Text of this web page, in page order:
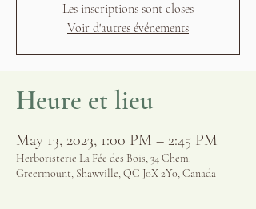
Les inscriptions sont closes
Voir d'autres événements
Heure et lieu
May 13, 2023, 1:00 PM – 2:45 PM
Herboristerie La Fée des Bois, 34 Chem.
Greermount, Shawville, QC J0X 2Y0, Canada